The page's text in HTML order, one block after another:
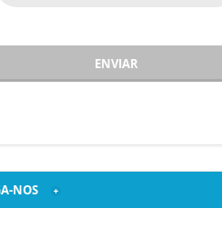
ENVIAR
NOS